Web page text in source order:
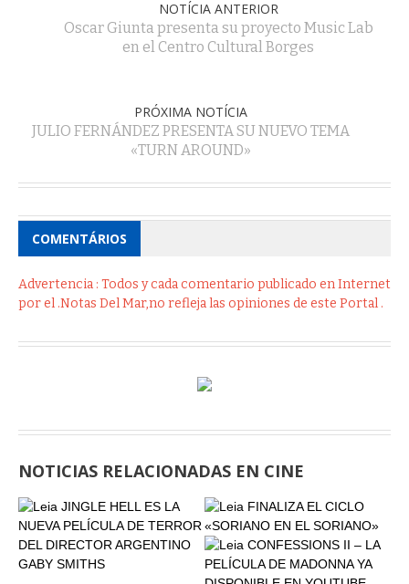
NOTÍCIA ANTERIOR
Oscar Giunta presenta su proyecto Music Lab
en el Centro Cultural Borges
PRÓXIMA NOTÍCIA
JULIO FERNÁNDEZ PRESENTA SU NUEVO TEMA
«TURN AROUND»
COMENTÁRIOS
Advertencia : Todos y cada comentario publicado en Internet
por el .Notas Del Mar,no refleja las opiniones de este Portal .
NOTICIAS RELACIONADAS EN CINE